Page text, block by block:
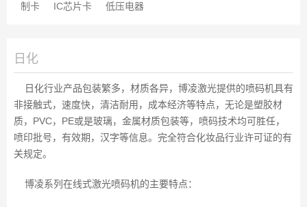
制卡 IC芯片卡 低压电器
日化
日化行业产品包装繁多，材质各异，博凌激光提供的喷码机具有
非接触式，速度快，清洁耐用，成本经济等特点，无论是塑胶材
质，PVC，PE或是玻璃，金属材质包装等，喷码技术均可胜任，
喷印批号，有效期，汉字等信息。完全符合化妆品行业许可证的有
关规定。
博凌系列在线式激光喷码机的主要特点：